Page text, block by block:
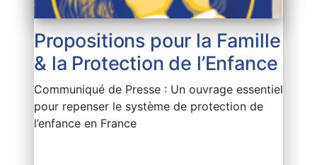
Propositions pour la Famille
& la Protection de l’Enfance
Communiqué de Presse : Un ouvrage essentiel
pour repenser le système de protection de
l’enfance en France